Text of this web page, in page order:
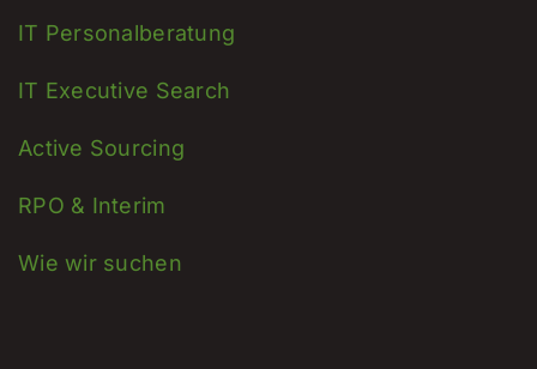
IT Personalberatung
IT Executive Search
Active Sourcing
RPO & Interim
Wie wir suchen